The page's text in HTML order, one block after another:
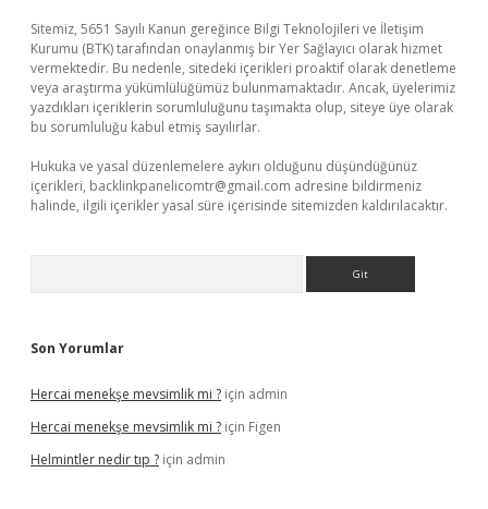
Sitemiz, 5651 Sayılı Kanun gereğince Bilgi Teknolojileri ve İletişim
Kurumu (BTK) tarafından onaylanmış bir Yer Sağlayıcı olarak hizmet
vermektedir. Bu nedenle, sitedeki içerikleri proaktif olarak denetleme
veya araştırma yükümlülüğümüz bulunmamaktadır. Ancak, üyelerimiz
yazdıkları içeriklerin sorumluluğunu taşımakta olup, siteye üye olarak
bu sorumluluğu kabul etmiş sayılırlar.
Hukuka ve yasal düzenlemelere aykırı olduğunu düşündüğünüz
içerikleri, backlinkpanelicomtr@gmail.com adresine bildirmeniz
halinde, ilgili içerikler yasal süre içerisinde sitemizden kaldırılacaktır.
Son Yorumlar
Hercai menekşe mevsimlik mi ? için admin
Hercai menekşe mevsimlik mi ? için Figen
Helmintler nedir tıp ? için admin